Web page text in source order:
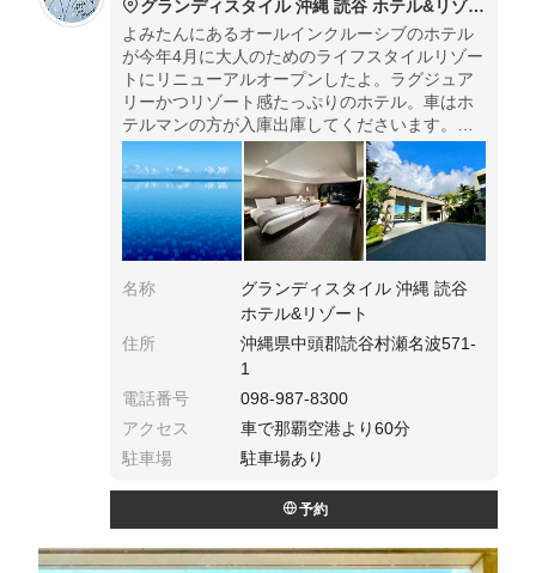
グランディスタイル 沖縄 読谷 ホテル&リゾート
よみたんにあるオールインクルーシブのホテル
が今年4月に大人のためのライフスタイルリゾー
トにリニューアルオープンしたよ。ラグジュア
リーかつリゾート感たっぷりのホテル。車はホ
テルマンの方が入庫出庫してくださいます。イ
ンフィニティプールと三つのラウンジは24時間
利用可能！部屋も広々でくつろげるよ。
名称
グランディスタイル 沖縄 読谷
ホテル&リゾート
住所
沖縄県中頭郡読谷村瀬名波571-
1
電話番号
098-987-8300
アクセス
車で那覇空港より60分
駐車場
駐車場あり
予約